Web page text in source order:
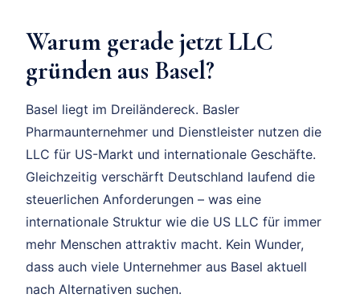
Warum gerade jetzt LLC
gründen aus Basel?
Basel liegt im Dreiländereck. Basler
Pharmaunternehmer und Dienstleister nutzen die
LLC für US-Markt und internationale Geschäfte.
Gleichzeitig verschärft Deutschland laufend die
steuerlichen Anforderungen – was eine
internationale Struktur wie die US LLC für immer
mehr Menschen attraktiv macht. Kein Wunder,
dass auch viele Unternehmer aus Basel aktuell
nach Alternativen suchen.